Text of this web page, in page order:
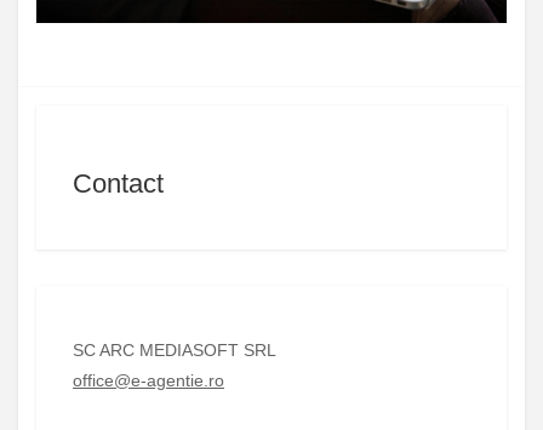
Contact
SC ARC MEDIASOFT SRL
office@e-agentie.ro